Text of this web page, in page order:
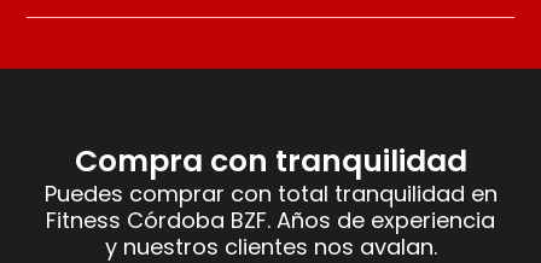
Compra con tranquilidad
Puedes comprar con total tranquilidad en
Fitness Córdoba BZF. Años de experiencia
y nuestros clientes nos avalan.